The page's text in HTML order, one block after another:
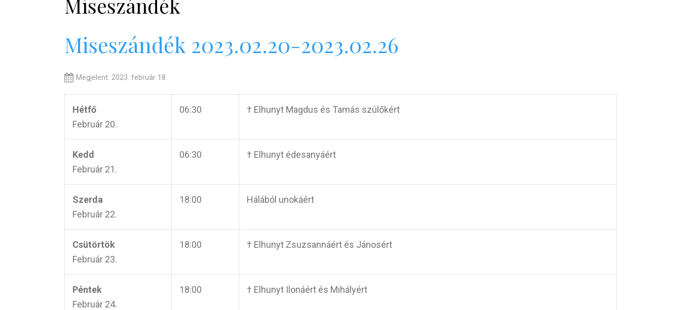
Miseszándék
Miseszándék 2023.02.20-2023.02.26
Megjelent: 2023. február 18.
Hétfő
Február 20.
06:30 † Elhunyt Magdus és Tamás szülőkért
Kedd
Február 21.
06:30 † Elhunyt édesanyáért
Szerda
Február 22.
18:00 Hálából unokáért
Csütörtök
Február 23.
18:00 † Elhunyt Zsuzsannáért és Jánosért
Péntek
Február 24.
18:00 † Elhunyt Ilonáért és Mihályért